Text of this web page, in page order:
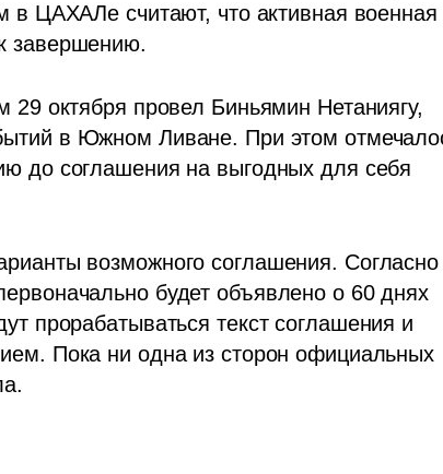
в ЦАХАЛе считают, что активная
завершению.
29 октября провел Биньямин Нетаниягу,
в Южном Ливане. При этом
до соглашения на выгодных для себя
возможного соглашения. Согласно
будет объявлено о 60 днях
прорабатываться текст соглашения и
Пока ни одна из сторон официальных